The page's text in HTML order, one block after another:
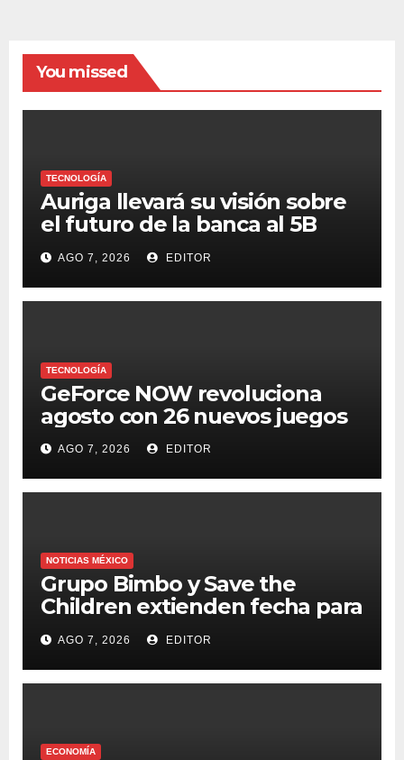
You missed
TECNOLOGÍA
Auriga llevará su visión sobre
el futuro de la banca al 5B
Digital Summit 2026
AGO 7, 2026 EDITOR
TECNOLOGÍA
GeForce NOW revoluciona
agosto con 26 nuevos juegos
AGO 7, 2026 EDITOR
NOTICIAS MÉXICO
Grupo Bimbo y Save the
Children extienden fecha para
apoyar a damnificados de
Venezuela
AGO 7, 2026 EDITOR
ECONOMÍA